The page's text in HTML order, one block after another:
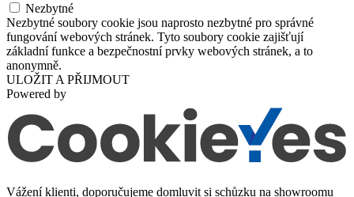
Nezbytné
Nezbytné soubory cookie jsou naprosto nezbytné pro správné
fungování webových stránek. Tyto soubory cookie zajišťují
základní funkce a bezpečnostní prvky webových stránek, a to
anonymně.
ULOŽIT A PŘIJMOUT
Powered by
Vážení klienti, doporučujeme domluvit si schůzku na showroomu